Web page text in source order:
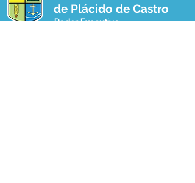
de Plácido de Castro
Poder Executivo